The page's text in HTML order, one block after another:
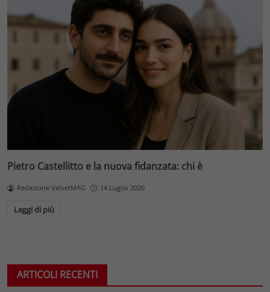
Pietro Castellitto e la nuova fidanzata: chi è
Redazione VelvetMAG 14 Luglio 2026
Leggi di più
ARTICOLI RECENTI